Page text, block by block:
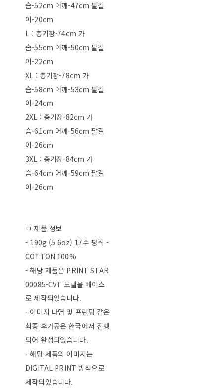
슴-52cm 어깨-47cm 팔길
이-20cm
L : 총기장-74cm 가
슴-55cm 어깨-50cm 팔길
이-22cm
XL : 총기장-78cm 가
슴-58cm 어깨-53cm 팔길
이-24cm
2XL : 총기장-82cm 가
슴-61cm 어깨-56cm 팔길
이-26cm
3XL : 총기장-84cm 가
슴-64cm 어깨-59cm 팔길
이-26cm
ㅁ 제품 정보
- 190g (5.6oz) 17수 평직 -
COTTON 100%
- 해당 제품은 PRINT STAR
00085-CVT 모델을 베이스
로 제작되었습니다.
- 이미지 나염 및 프린팅 같은
최종 후가공은 한국에서 진행
되어 완성되었습니다.
- 해당 제품의 이미지는
DIGITAL PRINT 방식으로
제작되었습니다.